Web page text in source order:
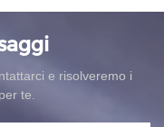
e risolveremo i
te.